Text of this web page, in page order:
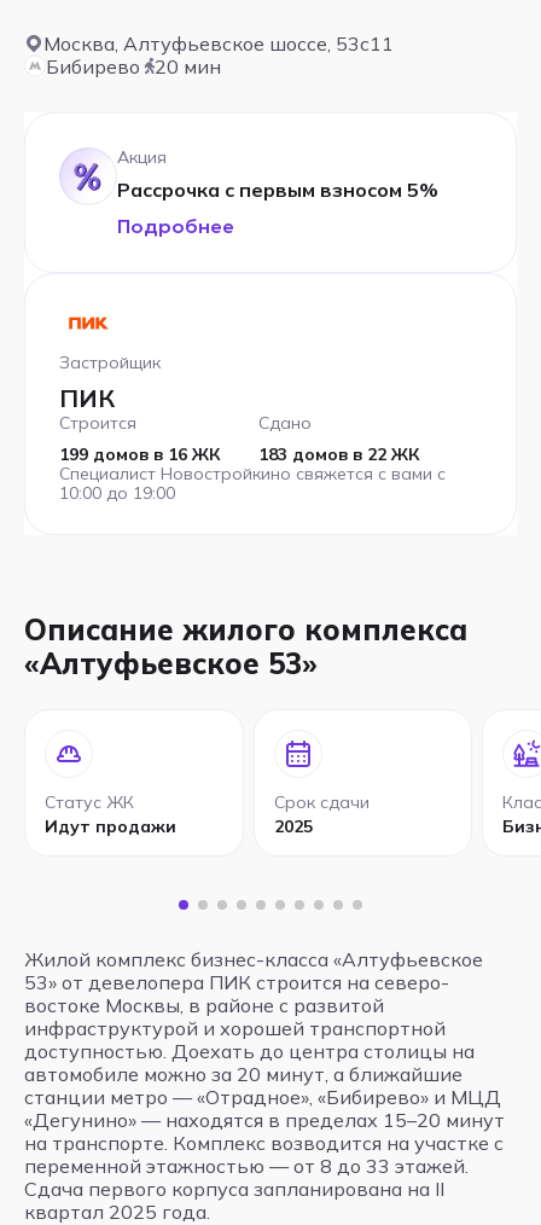
Москва, Алтуфьевское шоссе, 53с11
Бибирево
20 мин
Акция
Рассрочка с первым взносом 5%
Подробнее
Застройщик
ПИК
Строится
199 домов в 16 ЖК
Сдано
183 домов в 22 ЖК
Специалист Новостройкино свяжется с вами с
10:00 до 19:00
Описание жилого комплекса
«Алтуфьевское 53»
Статус ЖК
Идут продажи
Срок сдачи
2025
Жилой комплекс бизнес-класса «Алтуфьевское
53» от девелопера ПИК строится на северо-
востоке Москвы, в районе с развитой
инфраструктурой и хорошей транспортной
доступностью. Доехать до центра столицы на
автомобиле можно за 20 минут, а ближайшие
станции метро — «Отрадное», «Бибирево» и МЦД
«Дегунино» — находятся в пределах 15–20 минут
на транспорте. Комплекс возводится на участке с
переменной этажностью — от 8 до 33 этажей.
Сдача первого корпуса запланирована на II
квартал 2025 года.